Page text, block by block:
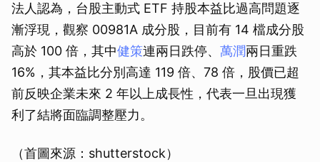
法人認為，台股主動式 ETF 持股本益比過高問題逐
漸浮現，觀察 00981A 成分股，目前有 14 檔成分股
高於 100 倍，其中健策連兩日跌停、 萬潤兩日重跌
16%，其本益比分別高達 119 倍、78 倍，股價已超
前反映企業未來 2 年以上成長性，代表一旦出現獲
利了結將面臨調整壓力。
（首圖來源：shutterstock）